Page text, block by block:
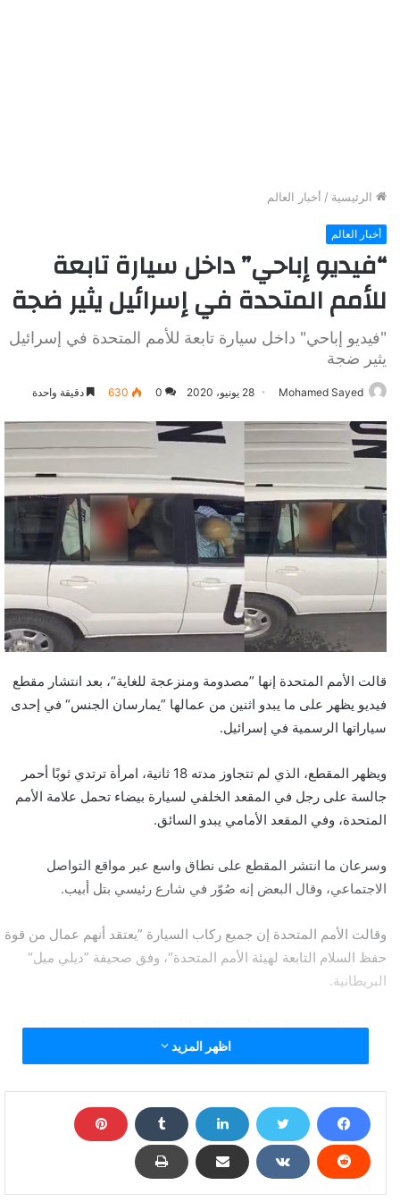
الرئيسية / أخبار العالم
أخبار العالم
“فيديو إباحي” داخل سيارة تابعة
للأمم المتحدة في إسرائيل يثير ضجة
"فيديو إباحي" داخل سيارة تابعة للأمم المتحدة في إسرائيل
يثير ضجة
Mohamed Sayed 28 يونيو، 2020 0
630 دقيقة واحدة
قالت الأمم المتحدة إنها ”مصدومة ومنزعجة للغاية“، بعد انتشار مقطع
فيديو يظهر على ما يبدو اثنين من عمالها ”يمارسان الجنس“ في إحدى
سياراتها الرسمية في إسرائيل.
ويظهر المقطع، الذي لم تتجاوز مدته 18 ثانية، امرأة ترتدي ثوبًا أحمر
جالسة على رجل في المقعد الخلفي لسيارة بيضاء تحمل علامة الأمم
المتحدة، وفي المقعد الأمامي يبدو السائق.
وسرعان ما انتشر المقطع على نطاق واسع عبر مواقع التواصل
الاجتماعي، وقال البعض إنه صُوّر في شارع رئيسي بتل أبيب.
وقالت الأمم المتحدة إن جميع ركاب السيارة ”يعتقد أنهم عمال من قوة
حفظ السلام التابعة لهيئة الأمم المتحدة“، وفق صحيفة ”ديلي ميل“
البريطانية.
ووصف المتحدث باسم الأمين العام للأمم المتحدة ستيفان دوجاريك،
السلوك الظاهر في الفيديو بـ“المقيت“.
وقال إن هذا النوع من السلوك ”يتعارض مع كل ما نمثله ونعمل على
تحقيقه فيما يتعلّق بمكافحة تجاوزات موظفي الأمم المتحدة“.
وأشارت إلى أن الأمم المتحدة تحقق في الحادثة، وأنها اقتربت من
اظهر المزيد